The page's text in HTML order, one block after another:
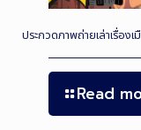
ประกวดภาพถ่ายเล่าเรื่อง
Read